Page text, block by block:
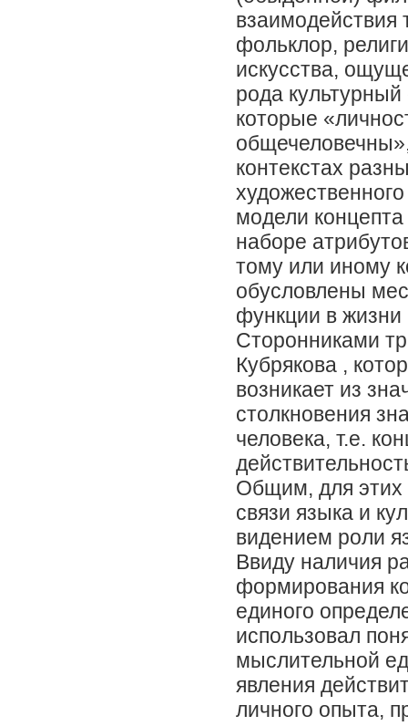
взаимодействия
фольклор,
искусства,
рода
которые
контекстах
модели
наборе
тому или иному
обусловлены
функции в жизни
Сторонниками
Кубрякова ,
возникает из
столкновения
человека, т.е.
Общим, для этих
связи языка и
видением роли
Ввиду наличия
формирования
единого
использовал
мыслительной
явления
личного опыта,